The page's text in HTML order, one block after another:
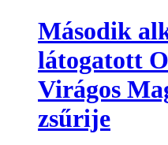
Második
látogatott
Virágos
zsűrije